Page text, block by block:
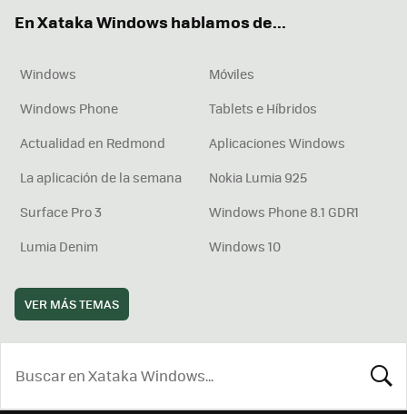
En Xataka Windows hablamos de...
Windows
Móviles
Windows Phone
Tablets e Híbridos
Actualidad en Redmond
Aplicaciones Windows
La aplicación de la semana
Nokia Lumia 925
Surface Pro 3
Windows Phone 8.1 GDR1
Lumia Denim
Windows 10
VER MÁS TEMAS